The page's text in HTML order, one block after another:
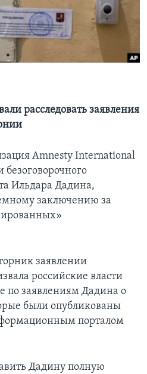
расследовать заявления
Amnesty International
безоговорочного
Ильдара Дадина,
заключению за
заявлении
российские власти
по заявлениям Дадина о
были опубликованы
порталом
Дадину полную